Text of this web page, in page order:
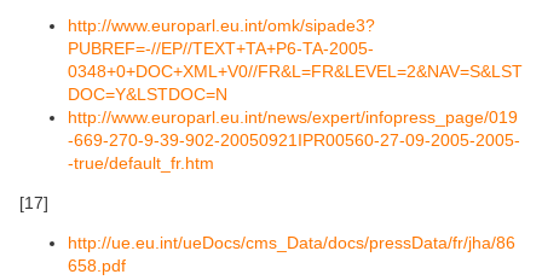
http://www.europarl.eu.int/omk/sipade3?
PUBREF=-//EP//TEXT+TA+P6-TA-2005-
0348+0+DOC+XML+V0//FR&L=FR&LEVEL=2&NAV=S&LST
DOC=Y&LSTDOC=N
http://www.europarl.eu.int/news/expert/infopress_page/019
-669-270-9-39-902-20050921IPR00560-27-09-2005-2005-
-true/default_fr.htm
[17]
http://ue.eu.int/ueDocs/cms_Data/docs/pressData/fr/jha/86
658.pdf